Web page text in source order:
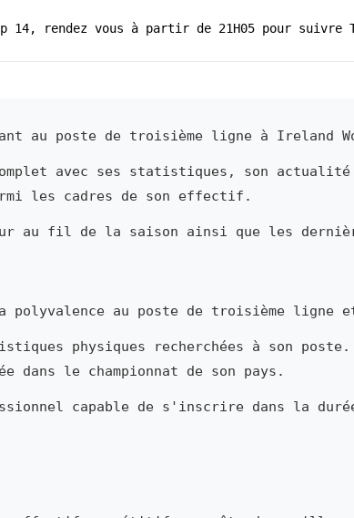
14, rendez vous à partir de 21H05 pour suivre
au poste de troisième ligne à Ireland
avec ses statistiques, son
les cadres de son effectif.
au fil de la saison ainsi que les
polyvalence au poste de troisième ligne
physiques recherchées à son
dans le championnat de son pays.
capable de s'inscrire dans la